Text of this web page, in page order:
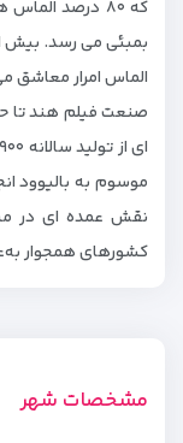
که ۸۰ درصد
الماس امرار معاشق
صنعت فیلم هند تا
موسوم به بالیوود
نقش عمده ای در
کشورهای همجوار
مشخصات شهر